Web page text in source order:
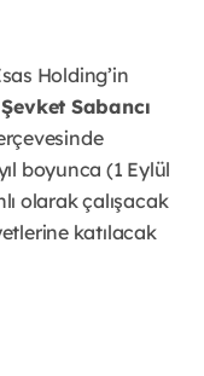
Holding’in
Şevket Sabancı
boyunca (1 Eylül
olarak çalışacak
katılacak